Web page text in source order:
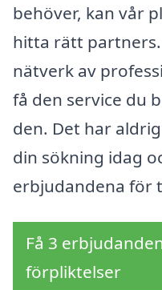
behöver, kan vår
hitta rätt partners.
nätverk av
få den service du
den. Det har
din sökning idag
erbjudandena för
Få 3
förpliktelser